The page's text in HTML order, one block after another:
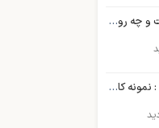
جراحی زیبایی صورت چیست و چه روش‌هایی دارد؟ (بررسی تخصصی)
بهترین جراح بینی در شیراز : نمونه کار، هزینه و نوبت دهی